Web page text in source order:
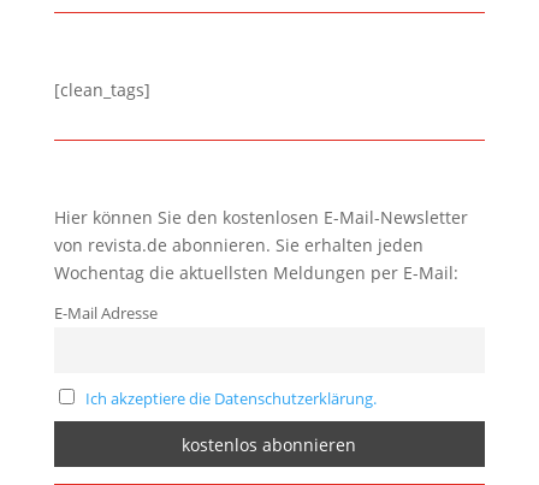
[clean_tags]
Hier können Sie den kostenlosen E-Mail-Newsletter
von revista.de abonnieren. Sie erhalten jeden
Wochentag die aktuellsten Meldungen per E-Mail:
E-Mail Adresse
Ich akzeptiere die Datenschutzerklärung.